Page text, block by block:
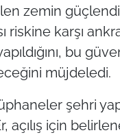
zemin
riskine karşı
bu
müjdeledi.
şehri
açılış için